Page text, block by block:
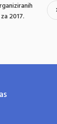
2017.